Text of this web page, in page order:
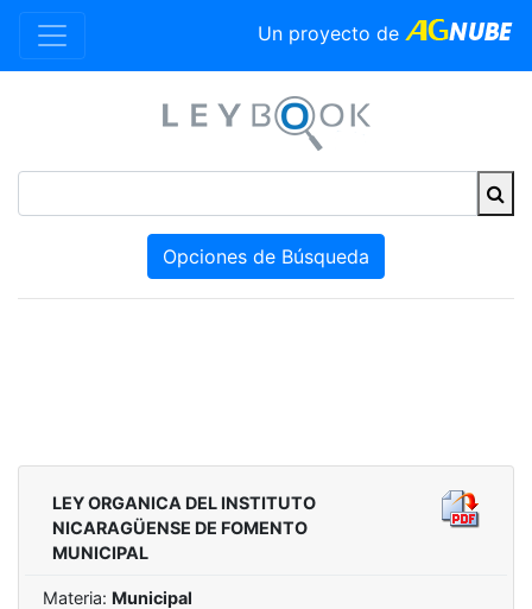
Un proyecto de
Opciones de Búsqueda
LEY ORGANICA DEL INSTITUTO
NICARAGÜENSE DE FOMENTO
MUNICIPAL
Materia: Municipal